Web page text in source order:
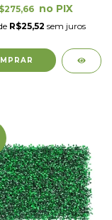
R$25,52 sem juros